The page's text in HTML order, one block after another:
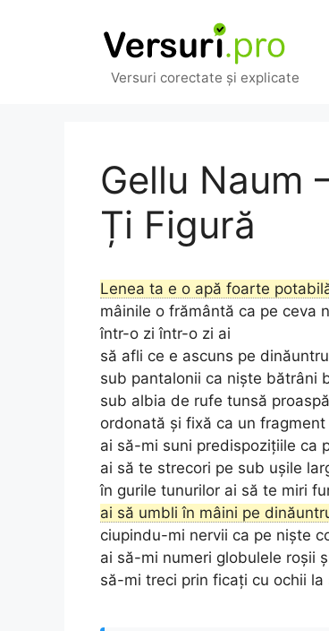
Versuri corectate și explicate
Gellu Naum
Ți Figură
Lenea ta e o apă foarte
mâinile o frământă ca pe ceva
într-o zi într-o zi ai
să afli ce e ascuns pe dinăuntru
sub pantalonii ca niște bătrâni
sub albia de rufe tunsă
ordonată și fixă ca un
ai să-mi suni predispozițiile ca
ai să te strecori pe sub ușile
în gurile tunurilor ai să te miri
ai să umbli în mâini pe
ciupindu-mi nervii ca pe niște
ai să-mi numeri globulele roșii
să-mi treci prin ficați cu ochii la